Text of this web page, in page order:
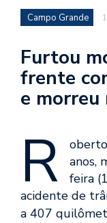
Campo Grande
Furtou
frente
e morreu
R
anos,
feira
acidente de
a 407